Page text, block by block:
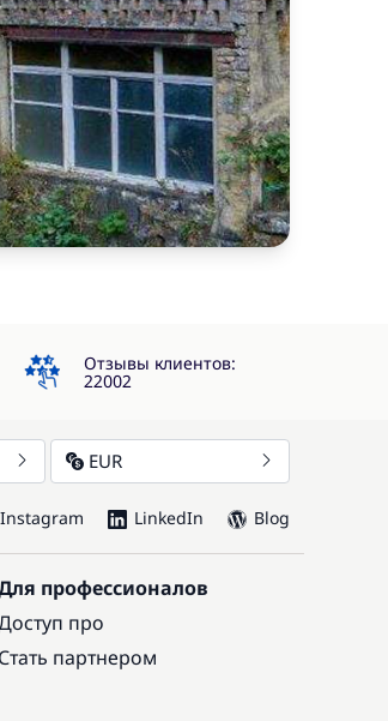
4.3
Отзывы клиентов:
22002
EUR
Instagram LinkedIn Blog
профессионалов
про
Стать партнером